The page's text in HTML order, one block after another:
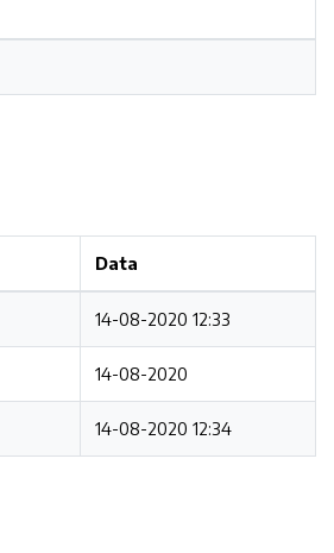
Data
14-08-2020 12:33
14-08-2020
14-08-2020 12:34